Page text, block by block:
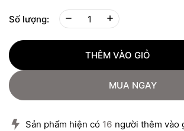
Số lượng:
THÊM VÀO GIỎ
MUA NGAY
Sản phẩm hiện có 16 người thêm vào